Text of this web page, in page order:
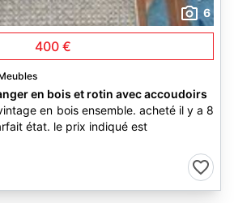
6
400 €
en bois et rotin avec accoudoirs
en bois ensemble. acheté il y a 8
état. le prix indiqué est